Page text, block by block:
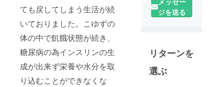
ても戻してしまう生活が続
いておりました。こゆずの
体の中で飢餓状態が続き、
糖尿病の為インスリンの生
成が出来ず栄養や水分を取
り込むことができなくな
愛猫の医療
費支援にな
い！！！
ジを送る
リターンを
選ぶ